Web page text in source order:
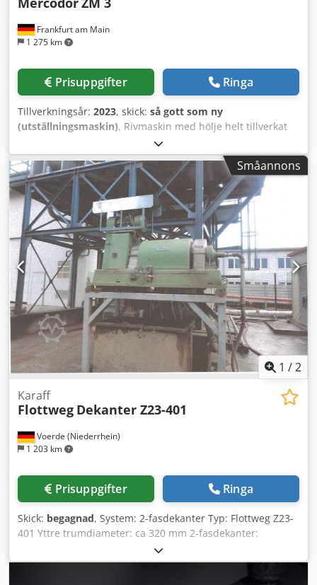
Frankfurt am Main
1 275 km
Prisuppgifter Ringa
Tillverkningsår: 2023, skick: så gott som ny
(utställningsmaskin), Rivmaskin med hölje helt tillverkat
av rostfritt stål och utrustad med Hardox-knivar. Drivenhet
11 kW. Credpfji D Dwisx Abzsf
Småannons
1 /2
Voerde (Niederrhein)
1 203 km
Karaff
Flottweg Dekanter Z23-401
Prisuppgifter Ringa
Skick: begagnad, System: 2-fasdekanter Typ: Flottweg Z23-
401 Yttre trumdiameter: ca 320 mm 2-fasdekanter:
Utmatning av klarfas via skivavskiljare Utmatning:
Justerbar utifrån med 1 bars tryck Cedpfjvz Rzvsx Abzorf
Max. trumhastighet: 6100 varv/min Densitet: Max.